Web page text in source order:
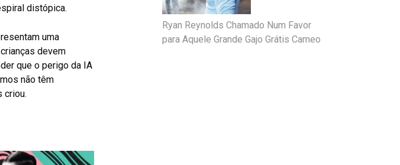
distópica.
uma
devem
que o perigo da IA
não têm
criou.
Ryan Reynolds Chamado Num Favor
para Aquele Grande Gajo Grátis Cameo